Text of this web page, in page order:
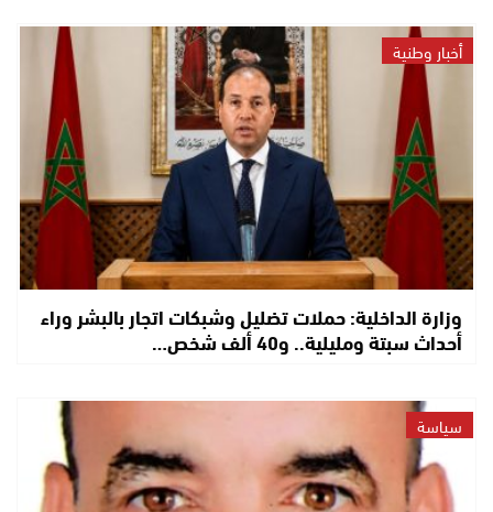
أخبار وطنية
وزارة الداخلية: حملات تضليل وشبكات اتجار بالبشر وراء
أحداث سبتة ومليلية.. و40 ألف شخص…
سياسة